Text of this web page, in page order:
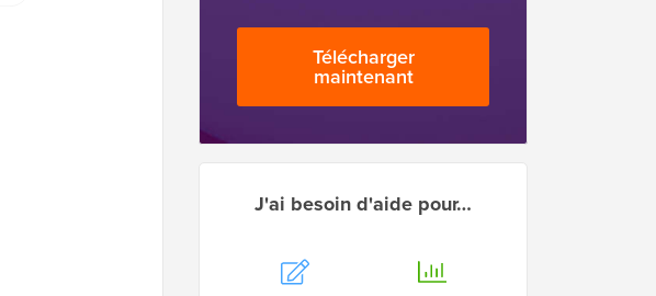
Télécharger
maintenant
J'ai besoin d'aide pour…